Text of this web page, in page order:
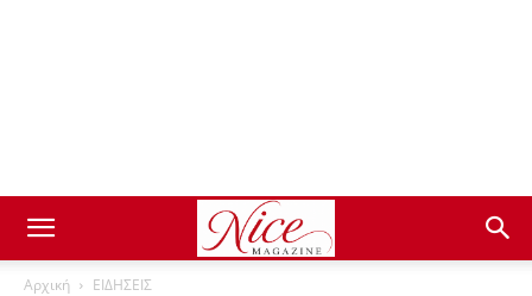
Αρχική ΕΙΔΗΣΕΙΣ